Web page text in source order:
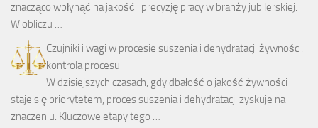
znacząco wpłynąć na jakość i precyzję pracy w branży jubilerskiej.
W obliczu …
Czujniki i wagi w procesie suszenia i dehydratacji żywności:
kontrola procesu
W dzisiejszych czasach, gdy dbałość o jakość żywności
staje się priorytetem, proces suszenia i dehydratacji zyskuje na
znaczeniu. Kluczowe etapy tego …